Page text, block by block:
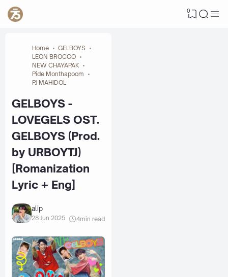
0
Home
GELBOYS
LEON BROCCO
NEW CHAYAPAK
Pide Monthapoom
PJ MAHIDOL
GELBOYS -
LOVEGELS OST.
GELBOYS (Prod.
by URBOYTJ)
[Romanization
Lyric + Eng]
alip
28 Jun 2025 4min read